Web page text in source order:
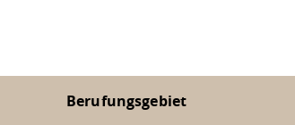
Berufungsgebiet